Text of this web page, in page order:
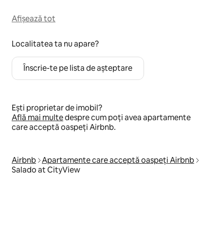
Afișează tot
Localitatea ta nu apare?
Înscrie-te pe lista de așteptare
Ești proprietar de imobil?
Află mai multedespre cum poți avea apartamente
care acceptă oaspeți Airbnb.
Airbnb Apartamente care acceptă oaspeți Airbnb
Salado at CityView